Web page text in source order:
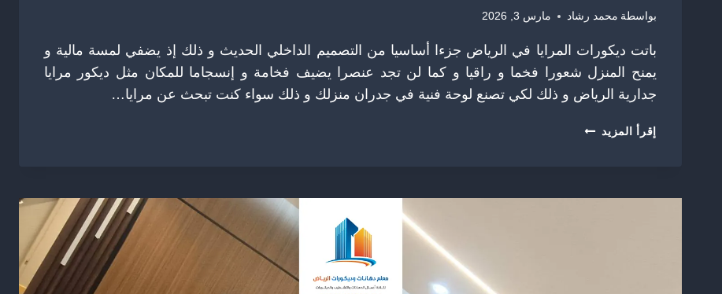
بواسطة محمد رشاد مارس 3, 2026
باتت ديكورات المرايا في الرياض جزءا أساسيا من التصميم الداخلي الحديث و ذلك إذ يضفي لمسة مالية و
يمنح المنزل شعورا فخما و راقيا و كما لن تجد عنصرا يضيف فخامة و إنسجاما للمكان مثل ديكور مرايا
جدارية الرياض و ذلك لكي تصنع لوحة فنية في جدران منزلك و ذلك سواء كنت تبحث عن مرايا…
إقرأ المزيد ديكور
ت: